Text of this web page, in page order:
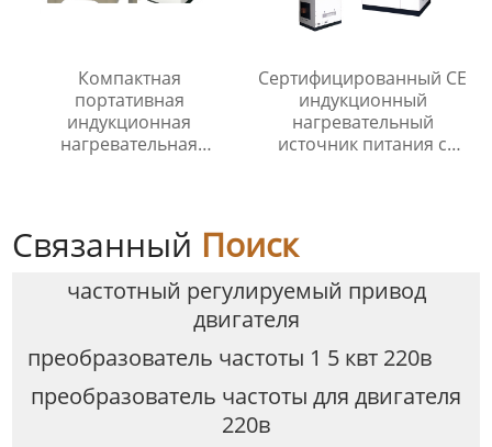
Компактная
портативная
индукционная
нагревательная
Сертифицированный CE
индукционный
нагревательный
источник питания с
Связанный Поиск
частотный регулируемый привод
двигателя
преобразователь частоты 1 5 квт 220в
преобразователь частоты для двигателя
220в